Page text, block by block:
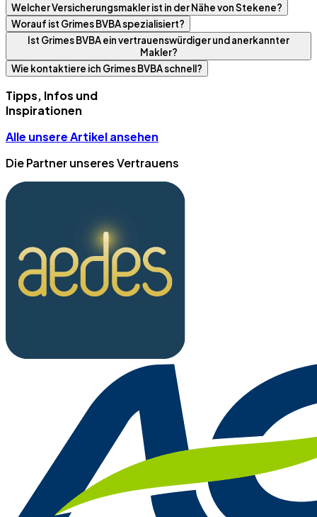
Welcher Versicherungsmakler ist in der Nähe von Stekene?
Worauf ist Grimes BVBA spezialisiert?
Ist Grimes BVBA ein vertrauenswürdiger und anerkannter
Makler?
Wie kontaktiere ich Grimes BVBA schnell?
Tipps, Infos und
Inspirationen
Alle unsere Artikel ansehen
Die Partner unseres Vertrauens